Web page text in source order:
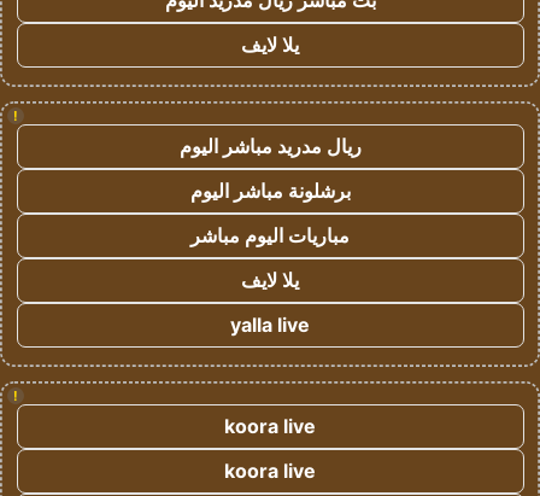
يلا لايف
!
ريال مدريد مباشر اليوم
برشلونة مباشر اليوم
مباريات اليوم مباشر
يلا لايف
yalla live
!
koora live
koora live